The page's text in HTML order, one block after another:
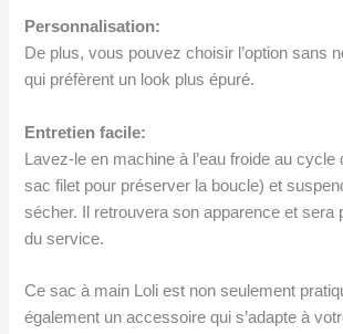
Personnalisation:
De plus, vous pouvez choisir l’option sans
qui préfèrent un look plus épuré.
Entretien facile:
Lavez-le en machine à l’eau froide au
sac filet pour préserver la boucle) et
sécher. Il retrouvera son apparence et sera
du service.
Ce sac à main Loli est non seulement
également un accessoire qui s’adapte à